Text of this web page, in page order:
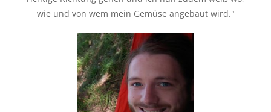
wie und von wem mein Gemüse angebaut wird."